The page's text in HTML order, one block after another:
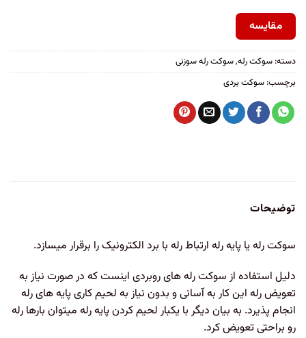
مقایسه
دسته: سوکت رله,سوکت رله سوزنی
برچسب: سوکت بردی
توضیحات
سوکت رله یا پایه رله ارتباط رله با برد الکترونیک را برقرار میسازد.
دلیل استفاده از سوکت رله های روبردی اینست که در صورت نیاز به
تعویض رله این کار به آسانی و بدون نیاز به لحیم کاری پایه های رله
انجام پذیرد. به بیان دیگر با یکبار لحیم کردن پایه رله میتوان بارها رله
رو براحتی تعویض کرد.